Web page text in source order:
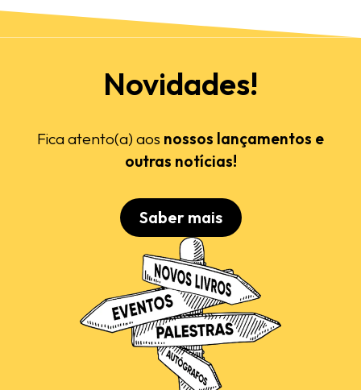
Novidades!
Fica atento(a) aos nossos lançamentos e
outras notícias!
Saber mais